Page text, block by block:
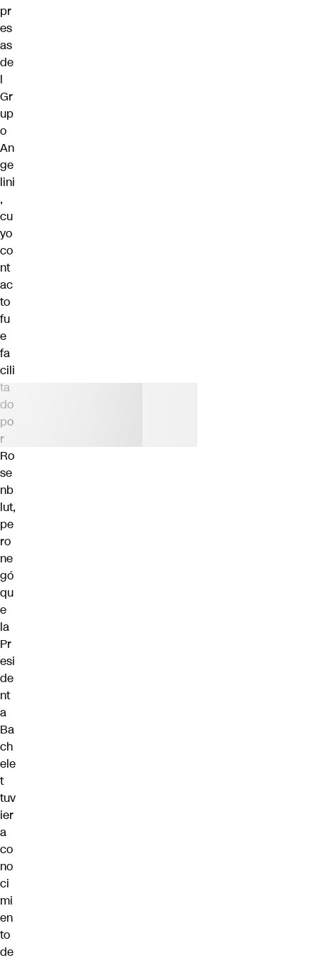
pr
es
as
de
l
Gr
up
o
An
ge
lini
,
cu
yo
co
nt
ac
to
fu
e
fa
cili
ta
do
po
r
Ro
se
nb
lut,
pe
ro
ne
gó
qu
e
la
Pr
esi
de
nt
a
Ba
ch
ele
t
tuv
ier
a
co
no
ci
mi
en
to
de